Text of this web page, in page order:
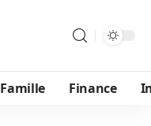
Famille Finance